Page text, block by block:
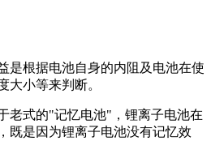
是根据电池自身的内阻及电池在使
大小等来判断。
老式的"记忆电池"，锂离子电池在
既是因为锂离子电池没有记忆效